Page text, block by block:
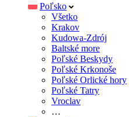
Poľsko
Všetko
Krakov
Kudowa-Zdrój
Baltské more
Poľské Beskydy
Poľské Krkonoše
Poľské Orlické hory
Poľské Tatry
Vroclav
…